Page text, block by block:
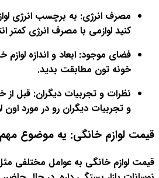
مصرف انرژی: به برچسب انرژی
کنید لوازمی با مصرف انرژی کمتر
فضای موجود: ابعاد و اندازه
خونه تون مطابقت بدید.
نظرات و تجربیات دیگران: قبل از
و تجربیات دیگران رو در مورد اون
قیمت لوازم خانگی: یه موضوع
قیمت لوازم خانگی به عوامل مختلفی